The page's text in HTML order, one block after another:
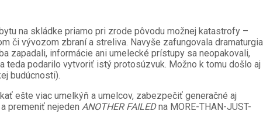
na skládke priamo pri zrode pôvodu možnej katastrofy –
či vývozom zbraní a streliva. Navyše zafungovala dramaturgia
zapadali, informácie ani umelecké prístupy sa neopakovali,
teda podarilo vytvoriť istý protosúzvuk. Možno k tomu došlo aj
budúcnosti).
ešte viac umelkýň a umelcov, zabezpečiť generačné aj
premeniť nejeden ANOTHER FAILEDna MORE-THAN-JUST-